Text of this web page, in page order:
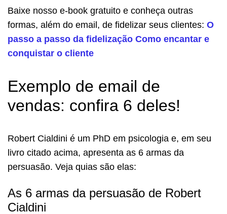
Baixe nosso e-book gratuito e conheça outras
formas, além do email, de fidelizar seus clientes: O
passo a passo da fidelização Como encantar e
conquistar o cliente
Exemplo de email de
vendas: confira 6 deles!
Robert Cialdini é um PhD em psicologia e, em seu
livro citado acima, apresenta as 6 armas da
persuasão. Veja quias são elas:
As 6 armas da persuasão de Robert
Cialdini